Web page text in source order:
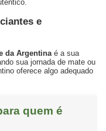
e
da Argentinaé a sua
sua jornada de mate ou
oferece algo adequado
quem é